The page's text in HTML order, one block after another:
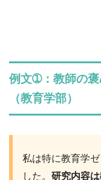
例文➀：教師の
（教育学部）
私は特に教育学
した。 研究内容